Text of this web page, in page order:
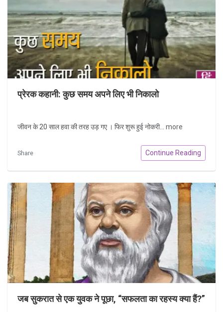
प्रेरक कहानी: कुछ समय अपने लिए भी निकालो
जीवन के 20 साल हवा की तरह उड़ गए । फिर शुरू हुई नोकरी... more
Share Continue Reading
जब सुकरात से एक युवक ने पूछा, “सफलता का रहस्य क्या हैं?”